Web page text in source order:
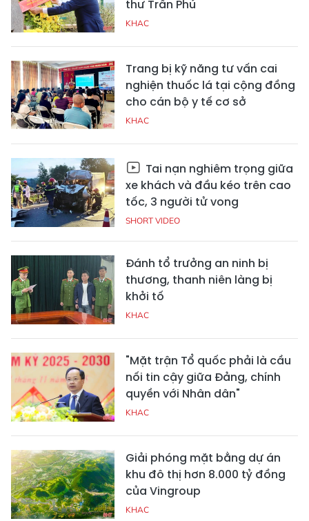
thư Trần Phú
KHAC
Trang bị kỹ năng tư vấn cai
nghiện thuốc lá tại cộng đồng
cho cán bộ y tế cơ sở
KHAC
Tai nạn nghiêm trọng giữa
xe khách và đầu kéo trên cao
tốc, 3 người tử vong
SHORT VIDEO
Đánh tổ trưởng an ninh bị
thương, thanh niên làng bị
khởi tố
KHAC
"Mặt trận Tổ quốc phải là cầu
nối tin cậy giữa Đảng, chính
quyền với Nhân dân"
KHAC
Giải phóng mặt bằng dự án
khu đô thị hơn 8.000 tỷ đồng
của Vingroup
KHAC